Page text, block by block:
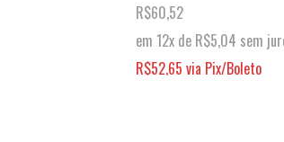
R$60,52
em 12x de R$5,04 sem
R$52,65 via Pix/Boleto